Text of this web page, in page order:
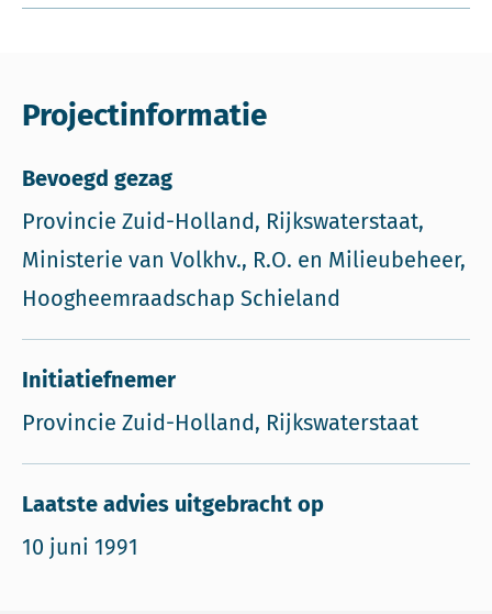
Projectinformatie
Bevoegd gezag
Provincie Zuid-Holland, Rijkswaterstaat,
Ministerie van Volkhv., R.O. en Milieubeheer,
Hoogheemraadschap Schieland
Initiatiefnemer
Provincie Zuid-Holland, Rijkswaterstaat
Laatste advies uitgebracht op
10 juni 1991